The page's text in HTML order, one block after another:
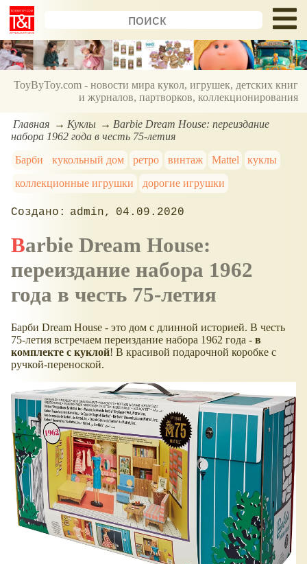
ToyByToy.com - новости мира кукол, игрушек, детских книг
и журналов, партворков, коллекционирования
Главная Куклы
Barbie Dream House: переиздание
набора 1962 года в честь 75-летия
Барби
кукольный дом ретро винтаж Mattel
куклы
коллекционные игрушки
дорогие игрушки
admin 04.09.2020
Barbie Dream House:
переиздание набора 1962
года в честь 75-летия
Барби Dream House - это дом с длинной историей. В честь
75-летия встречаем переиздание набора 1962 года - в
комплекте с куклой! В красивой подарочной коробке с
ручкой-переноской.